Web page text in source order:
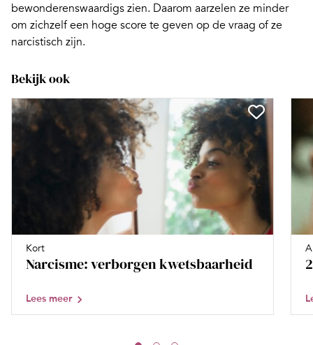
bewonderenswaardigs zien. Daarom aarzelen ze minder
om zichzelf een hoge score te geven op de vraag of ze
narcistisch zijn.
Bekijk ook
Kort
Narcisme: verborgen kwetsbaarheid
Lees meer